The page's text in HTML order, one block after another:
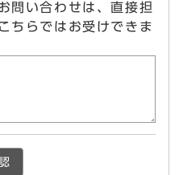
問い合わせは、直接担
ちらではお受けできま